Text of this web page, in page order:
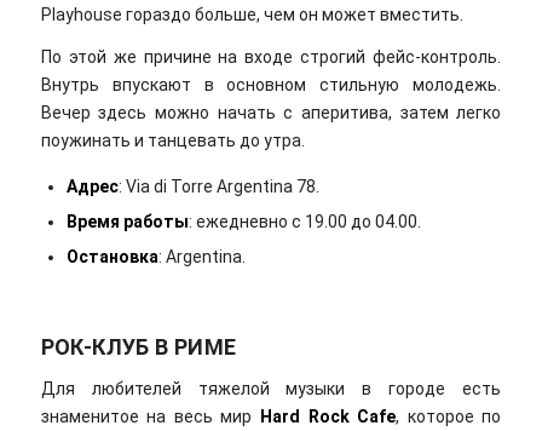
Playhouse гораздо больше, чем он может вместить.
По этой же причине на входе строгий фейс-контроль.
Внутрь впускают в основном стильную молодежь.
Вечер здесь можно начать с аперитива, затем легко
поужинать и танцевать до утра.
Адрес: Via di Torre Argentina 78.
Время работы: ежедневно с 19.00 до 04.00.
Остановка: Argentina.
РОК-КЛУБ В РИМЕ
Для любителей тяжелой музыки в городе есть
знаменитое на весь мир
Hard Rock Cafe, которое по